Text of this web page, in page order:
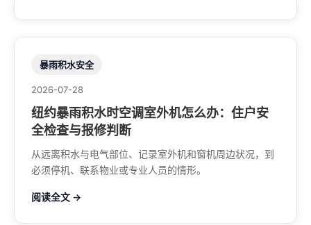
暴雨积水安全
2026-07-28
纽约暴雨积水时空调室外机怎么办：住户安
全检查与报修判断
从远离积水与电气部位、记录室外机和窗机周边状况，到
必须停机、联系物业或专业人员的情形。
阅读全文 →